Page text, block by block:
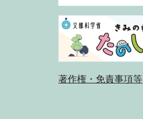
著作権・免責事項等